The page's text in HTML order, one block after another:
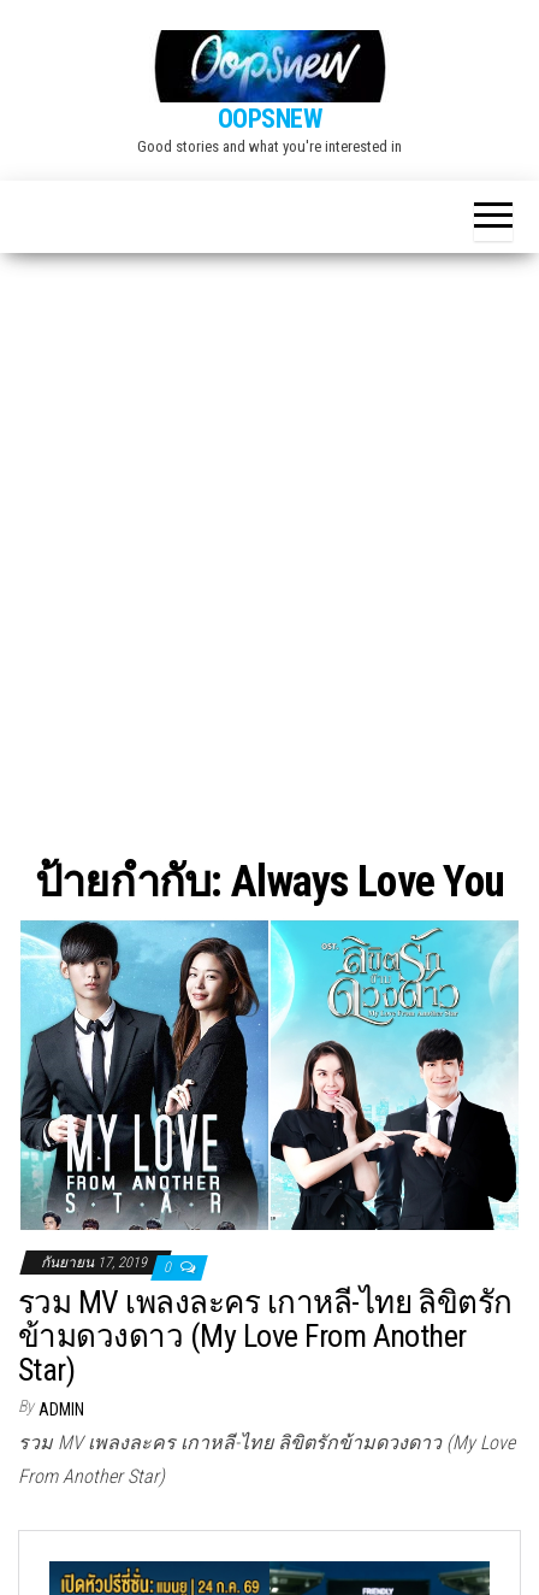
OOPSNEW
Good stories and what you're interested in
ป้ายกำกับ:Always Love You
กันยายน 17, 2019 0
รวม MV เพลงละคร เกาหลี-ไทย ลิขิตรัก
ข้ามดวงดาว (My Love From Another
Star)
By ADMIN
รวม MV เพลงละคร เกาหลี-ไทย ลิขิตรักข้ามดวงดาว (My Love
From Another Star)